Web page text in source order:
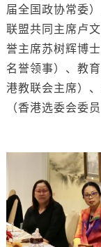
届全国政协常委
联盟共同主席卢
誉主席苏树辉博
名誉领事）、教
港教联会主席）
（香港选委会委